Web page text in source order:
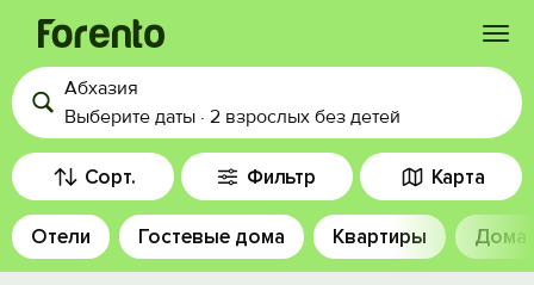
Войти
Избранное
История просмотра
Абхазия
Выберите даты · 2 взрослых без детей
Сорт. Фильтр Карта
Отели Гостевые дома Квартиры Дома